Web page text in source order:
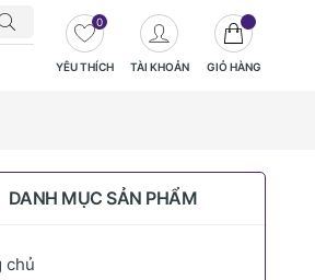
YÊU THÍCH
0
TÀI KHOẢN GIỎ HÀNG
DANH MỤC SẢN PHẨM
chủ